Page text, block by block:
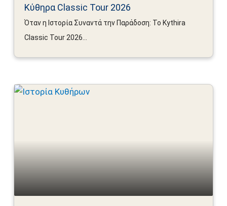
Κύθηρα Classic Tour 2026
Όταν η Ιστορία Συναντά την Παράδοση: Το Kythira
Classic Tour 2026...